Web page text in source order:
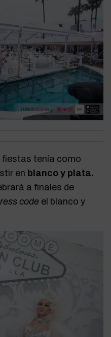
fiestas tenía como
en blanco y plata.
a finales de
code el blanco y